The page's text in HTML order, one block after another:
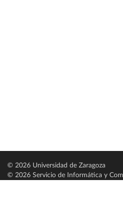
© 2026 Universidad de Zaragoza
© 2026 Servicio de Informática y